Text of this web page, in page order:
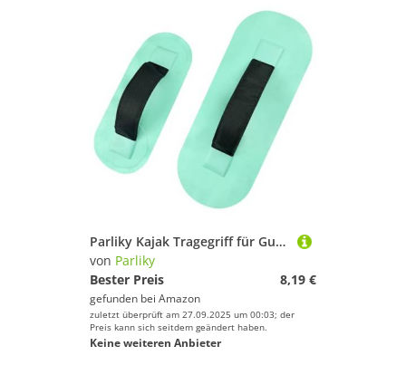
Parliky Kajak Tragegriff für Gummiboot Robustes Tragehandgriff mit Gurtband Einfach zu Montierender Ersatzgriff Geeignet für Kajaks Kanus Schlauchboote Praktischer Bootsgriff für
von Parliky
Bester Preis
8,19 €
gefunden bei Amazon
zuletzt überprüft am 27.09.2025 um 00:03; der
Preis kann sich seitdem geändert haben.
Keine weiteren Anbieter